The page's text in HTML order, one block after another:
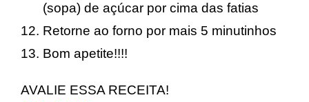
(sopa) de açúcar por cima das fatias
Retorne ao forno por mais 5 minutinhos
Bom apetite!!!!
AVALIE ESSA RECEITA!